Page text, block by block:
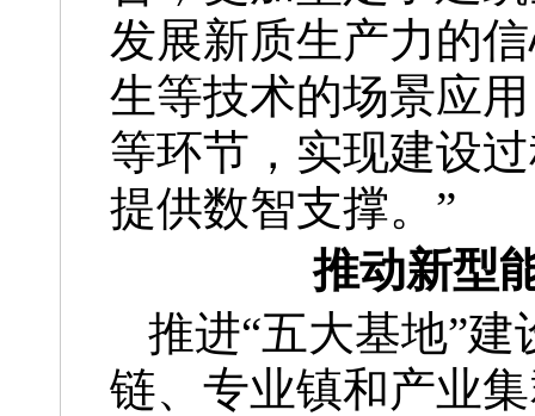
发展新质生产力的
生等技术的场景应
等环节，实现建设
提供数智支撑。”
推动新型
推进“五大基地”
链、专业镇和产业